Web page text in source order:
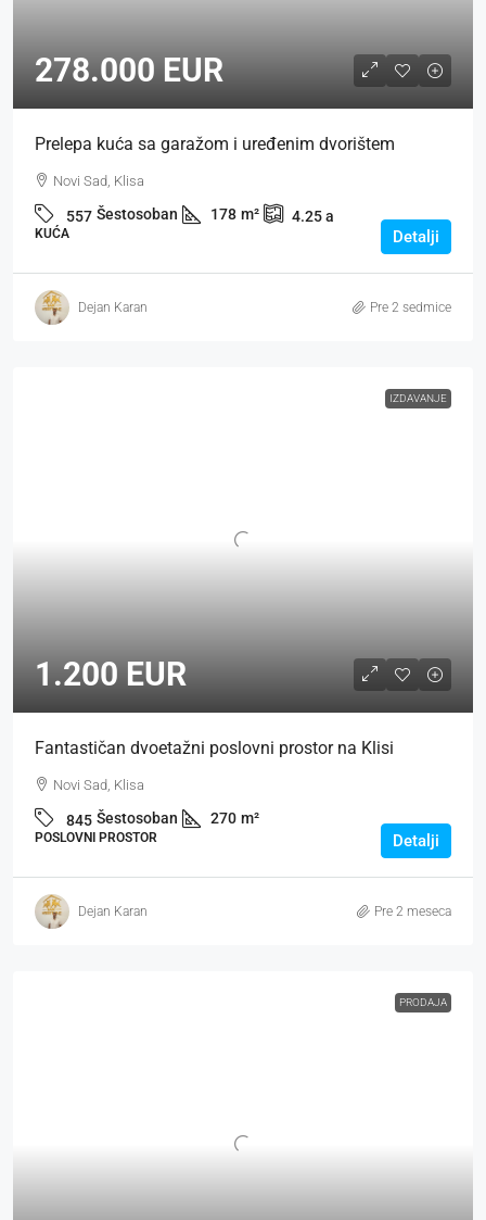
278.000 EUR
Prelepa kuća sa garažom i uređenim dvorištem
Novi Sad, Klisa
557 Šestosoban 178 m² 4.25a
KUĆA Detalji
Dejan Karan Pre 2 sedmice
IZDAVANJE
1.200 EUR
Fantastičan dvoetažni poslovni prostor na Klisi
Novi Sad, Klisa
845 Šestosoban 270 m²
POSLOVNI PROSTOR Detalji
Dejan Karan Pre 2 meseca
PRODAJA